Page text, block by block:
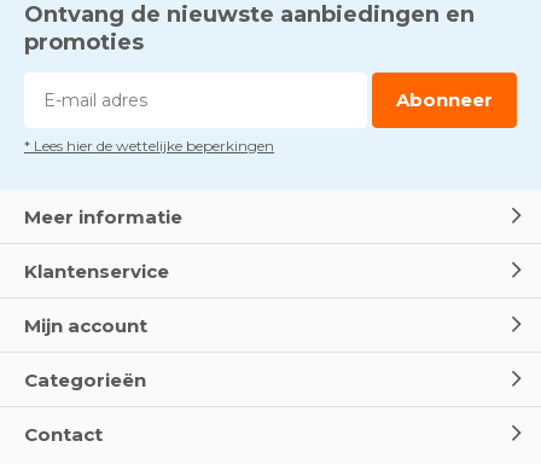
Ontvang de nieuwste aanbiedingen en
promoties
Abonneer
* Lees hier de wettelijke beperkingen
Meer informatie
Klantenservice
Mijn account
Categorieën
Contact